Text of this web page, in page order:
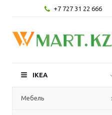
+7 727 31 22 666
IKEA
Мебель